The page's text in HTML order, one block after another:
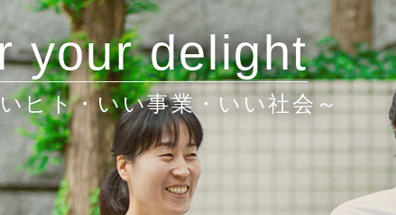
your delight
ヒト・いい事業・いい社会～